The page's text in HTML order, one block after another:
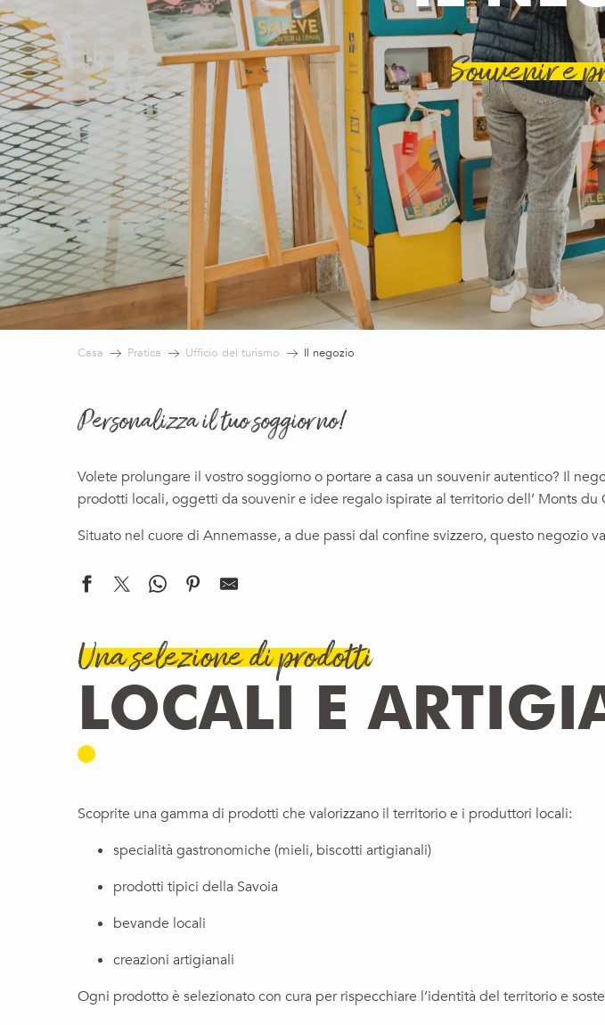
Souvenir e
Casa Pratica Ufficio del turismo Il negozio
Personalizza il tuo soggiorno!
Volete prolungare il vostro soggiorno o portare a casa un souvenir autentico? Il
prodotti locali, oggetti da souvenir e idee regalo ispirate al territorio dell’ Monts du
Situato nel cuore di Annemasse, a due passi dal confine svizzero, questo negozio
Una selezione di prodotti
LOCALI E
Scoprite una gamma di prodotti che valorizzano il territorio e i produttori locali:
specialità gastronomiche (mieli, biscotti artigianali)
prodotti tipici della Savoia
bevande locali
creazioni artigianali
Ogni prodotto è selezionato con cura per rispecchiare l’identità del territorio e